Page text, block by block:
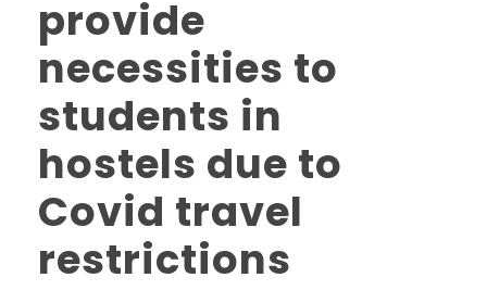
provide
necessities to
students in
hostels due to
Covid travel
restrictions